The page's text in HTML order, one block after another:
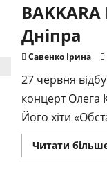
BAKKARA
Дніпра
Савенко Ірина
27 червня
концерт Олега
Його хіти
Читати